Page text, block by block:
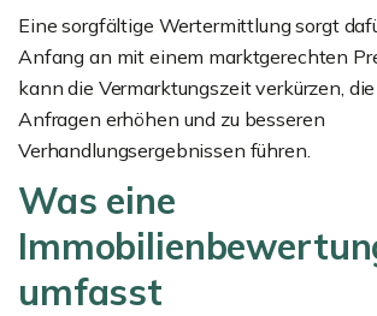
Eine sorgfältige Wertermittlung sorgt
Anfang an mit einem marktgerechten
kann die Vermarktungszeit verkürzen,
Anfragen erhöhen und zu besseren
Verhandlungsergebnissen führen.
Was eine
umfasst